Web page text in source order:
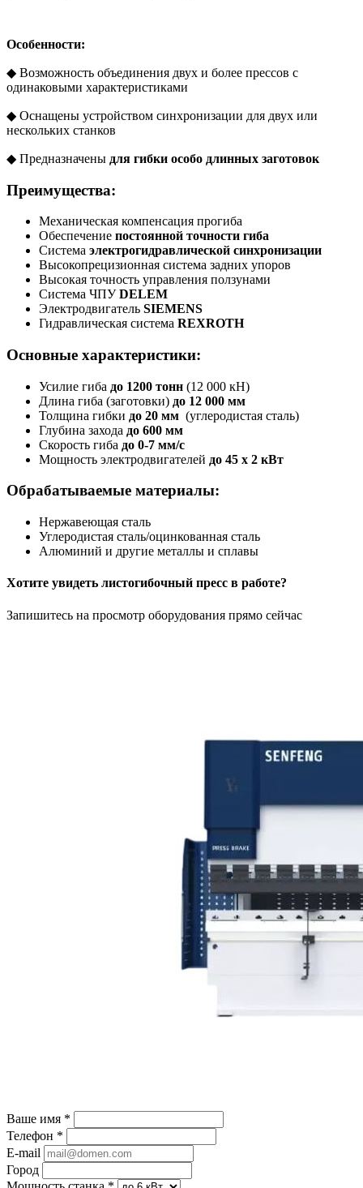
Особенности:
◆ Возможность объединения двух и более прессов с
одинаковыми характеристиками
◆ Оснащены устройством синхронизации для двух или
нескольких станков
◆ Предназначены для гибки особо длинных заготовок
Преимущества:
Механическая компенсация прогиба
Обеспечение постоянной точности гиба
Система электрогидравлической синхронизации
Высокопрецизионная система задних упоров
Высокая точность управления ползунами
Система ЧПУDELEM
Электродвигатель SIEMENS
Гидравлическая система REXROTH
Основные характеристики:
Усилие гиба до 1200 тонн (12 000 кН)
Длина гиба (заготовки) до 12 000 мм
Толщина гибки до 20 мм (углеродистая сталь)
Глубина захода до 600 мм
Скорость гиба до 0-7 мм/с
Мощность электродвигателей до 45 х 2 кВт
Обрабатываемые материалы:
Нержавеющая сталь
Углеродистая сталь/оцинкованная сталь
Алюминий и другие металлы и сплавы
Хотите увидеть листогибочный пресс в работе?
Запишитесь на просмотр оборудования прямо сейчас
Ваше имя *
Телефон *
E-mail
Город